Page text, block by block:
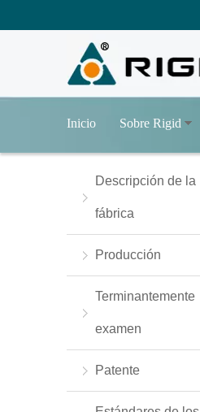
Inicio Sobre Rigid
Descripción de la
fábrica
Producción
Terminantemente
examen
Patente